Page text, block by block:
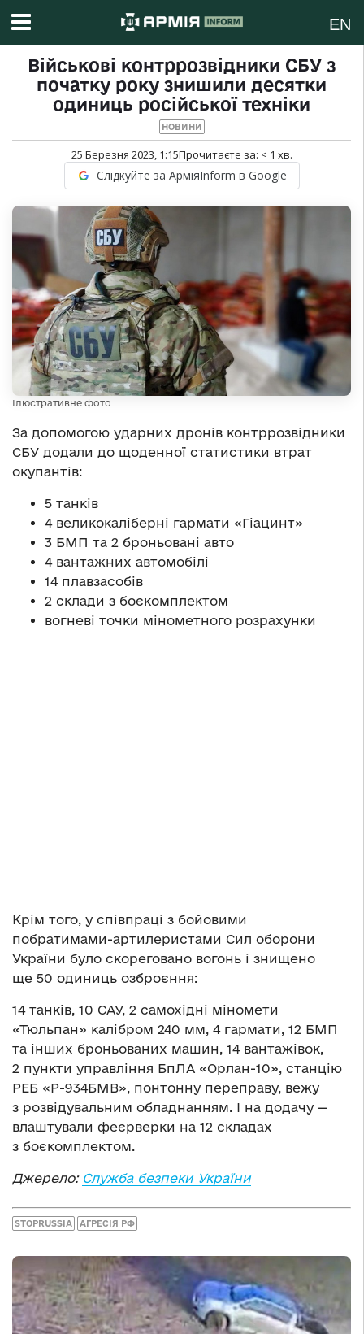
EN
Військові контррозвідники СБУ з
початку року знишили десятки
одиниць російської техніки
НОВИНИ
25 Березня 2023, 1:15Прочитаєте за: < 1 хв.
Слідкуйте за АрміяInform в Google
Ілюстративне фото
За допомогою ударних дронів контррозвідники
СБУ додали до щоденної статистики втрат
окупантів:
5 танків
4 великокаліберні гармати «Гіацинт»
3 БМП та 2 броньовані авто
4 вантажних автомобілі
14 плавзасобів
2 склади з боєкомплектом
вогневі точки мінометного розрахунки
Крім того, у співпраці з бойовими
побратимами-артилеристами Сил оборони
України було скореговано вогонь і знищено
ще 50 одиниць озброєння:
14 танків, 10 САУ, 2 самохідні міномети
«Тюльпан» калібром 240 мм, 4 гармати, 12 БМП
та інших броньованих машин, 14 вантажівок,
2 пункти управління БпЛА «Орлан-10», станцію
РЕБ «Р-934БМВ», понтонну переправу, вежу
з розвідувальним обладнанням. І на додачу —
влаштували феєрверки на 12 складах
з боєкомплектом.
Джерело: Служба безпеки України
STOPRUSSIA АГРЕСІЯ РФ